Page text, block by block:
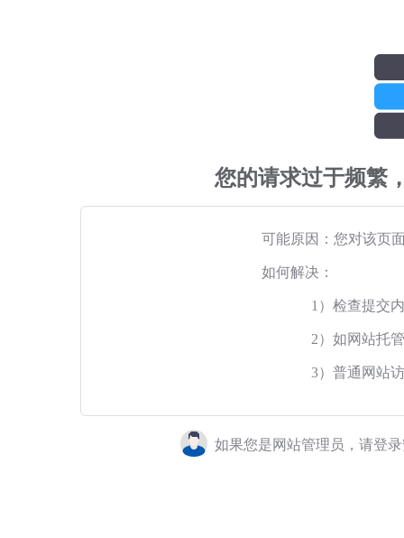
您的请求过于频繁
可能原因：您对该页
如何解决：
1）检查提交
2）如网站托
3）普通网站
如果您是网站管理员，请登